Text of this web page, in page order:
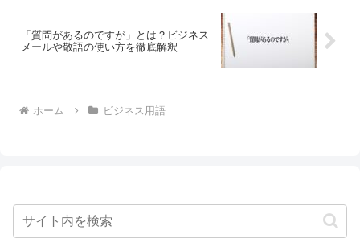
「質問があるのですが」とは？ビジネス
メールや敬語の使い方を徹底解釈
ホーム ビジネス用語